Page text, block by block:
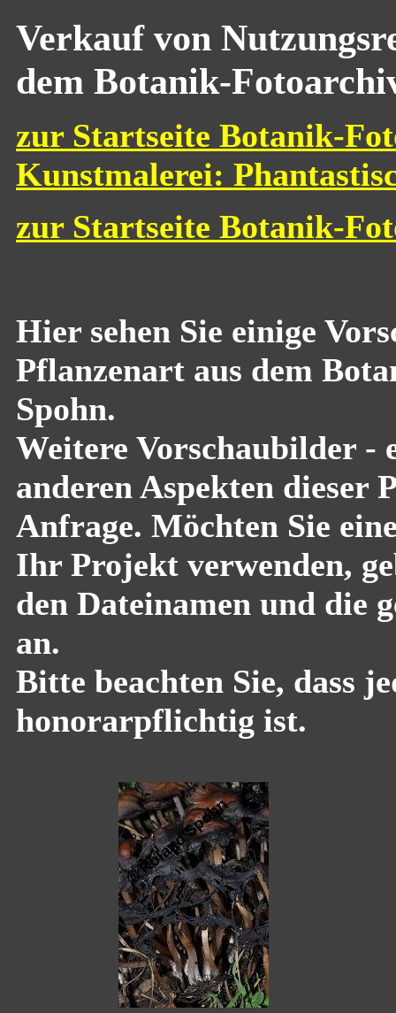
Verkauf von
dem Botanik-
zur Startseite Botanik-
Kunstmalerei:
zur Startseite Botanik-
Hier sehen Sie einige
Pflanzenart aus dem
Spohn.
Weitere Vorschaubilder -
anderen Aspekten dieser
Anfrage. Möchten Sie
Ihr Projekt verwenden,
den Dateinamen und die
an.
Bitte beachten Sie, dass
honorarpflichtig ist.